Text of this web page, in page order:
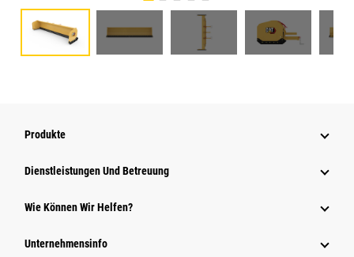
Produkte
Dienstleistungen Und Betreuung
Wie Können Wir Helfen?
Unternehmensinfo